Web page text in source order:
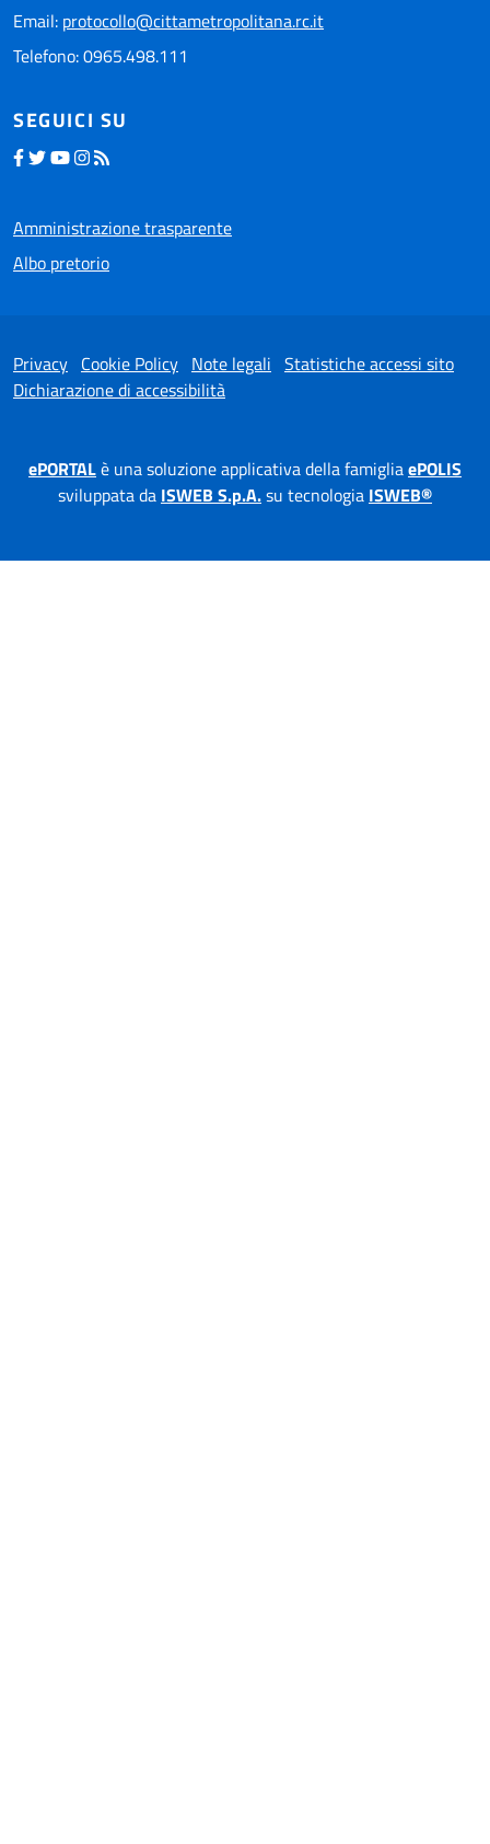
Email: protocollo@cittametropolitana.rc.it
Telefono: 0965.498.111
SEGUICI SU
Amministrazione trasparente
Albo pretorio
Privacy Cookie Policy Note legali Statistiche accessi sito
Dichiarazione di accessibilità
ePORTALè una soluzione applicativa della famigliaePOLIS
sviluppata da ISWEB S.p.A.su tecnologia ISWEB®